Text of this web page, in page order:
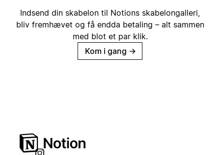
Indsend din skabelon til Notions skabelongalleri,
bliv fremhævet og få endda betaling – alt sammen
med blot et par klik.
Kom i gang →